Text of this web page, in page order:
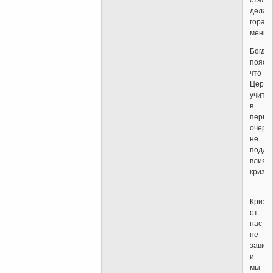
что
учит
в
не
—
от
нас
не
и
мы